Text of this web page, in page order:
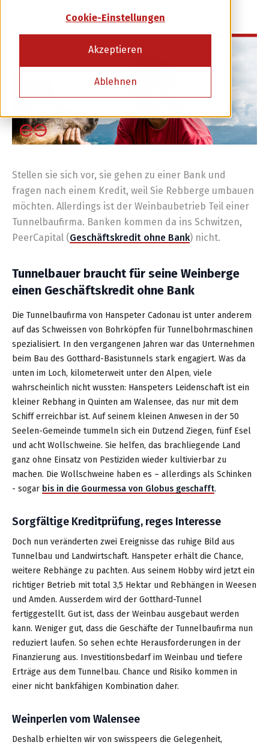
Cookie-Einstellungen
Akzeptieren
Ablehnen
oder
Kreditnehmer werden
Stellen sie sich vor, sie gehen zu einer Bank und
fragen nach einem Kredit, weil Sie Rebberge umbauen
möchten. Allerdings ist der Weinbaubetrieb Teil einer
Tunnelbaufirma. Banken kommen da ins Schwitzen,
PeerCapital (Geschäftskredit ohne Bank) nicht.
Tunnelbauer braucht für seine Weinberge
einen Geschäftskredit ohne Bank
Die Tunnelbaufirma von Hanspeter Cadonau ist unter anderem
auf das Schweissen von Bohrköpfen für Tunnelbohrmaschinen
spezialisiert. In den vergangenen Jahren war das Unternehmen
beim Bau des Gotthard-Basistunnels stark engagiert. Was da
unten im Loch, kilometerweit unter den Alpen, viele
wahrscheinlich nicht wussten: Hanspeters Leidenschaft ist ein
kleiner Rebhang in Quinten am Walensee, das nur mit dem
Schiff erreichbar ist. Auf seinem kleinen Anwesen in der 50
Seelen-Gemeinde tummeln sich ein Dutzend Ziegen, fünf Esel
und acht Wollschweine. Sie helfen, das brachliegende Land
ganz ohne Einsatz von Pestiziden wieder kultivierbar zu
machen. Die Wollschweine haben es – allerdings als Schinken
- sogar bis in die Gourmessa von Globus geschafft.
Sorgfältige Kreditprüfung, reges Interesse
Doch nun veränderten zwei Ereignisse das ruhige Bild aus
Tunnelbau und Landwirtschaft. Hanspeter erhält die Chance,
weitere Rebhänge zu pachten. Aus seinem Hobby wird jetzt ein
richtiger Betrieb mit total 3,5 Hektar und Rebhängen in Weesen
und Amden. Ausserdem wird der Gotthard-Tunnel
fertiggestellt. Gut ist, dass der Weinbau ausgebaut werden
kann. Weniger gut, dass die Geschäfte der Tunnelbaufirma nun
reduziert laufen. So sehen echte Herausforderungen in der
Finanzierung aus. Investitionsbedarf im Weinbau und tiefere
Erträge aus dem Tunnelbau. Chance und Risiko kommen in
einer nicht bankfähigen Kombination daher.
Weinperlen vom Walensee
Deshalb erhielten wir von swisspeers die Gelegenheit,